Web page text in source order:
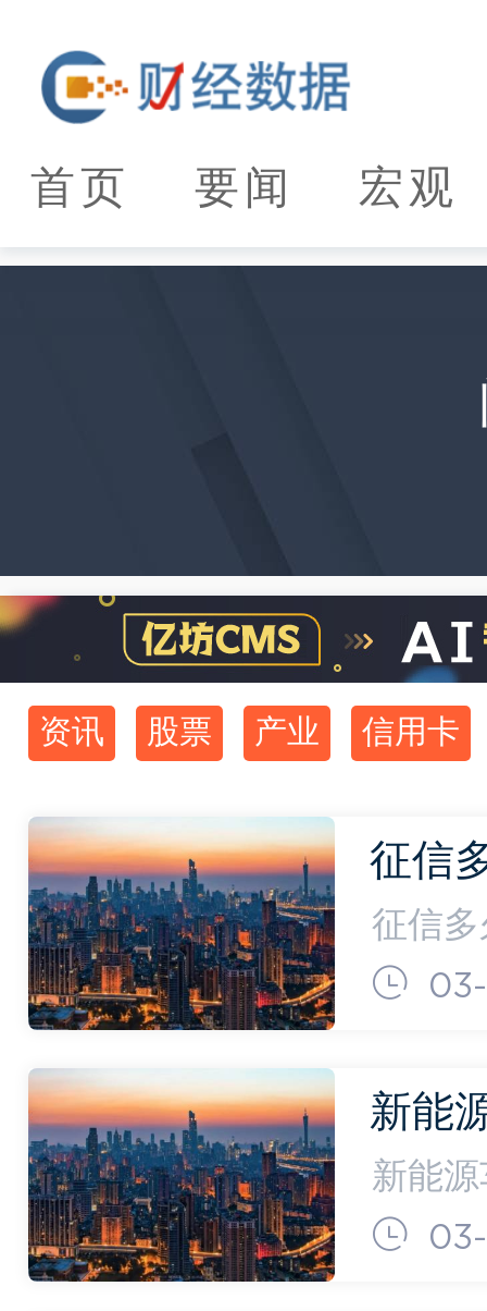
首页 要闻 宏观
资讯 股票 产业 信用卡
征信
更新
征信
中国
布，
新能
险就
新能
到保